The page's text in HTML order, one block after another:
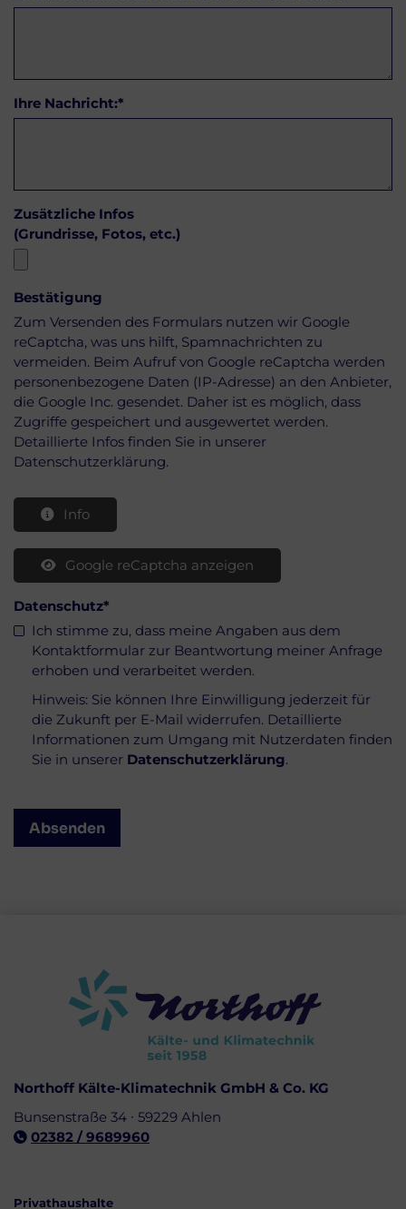
Ihre Nachricht:*
Zusätzliche Infos
(Grundrisse, Fotos, etc.)
Bestätigung
Zum Versenden des Formulars nutzen wir Google
reCaptcha, was uns hilft, Spamnachrichten zu
vermeiden. Beim Aufruf von Google reCaptcha werden
personenbezogene Daten (IP-Adresse) an den Anbieter,
die Google Inc. gesendet. Daher ist es möglich, dass
Zugriffe gespeichert und ausgewertet werden.
Detaillierte Infos finden Sie in unserer
Datenschutzerklärung.
Info
Google reCaptcha anzeigen
Datenschutz*
Ich stimme zu, dass meine Angaben aus dem
Kontaktformular zur Beantwortung meiner Anfrage
erhoben und verarbeitet werden.
Hinweis: Sie können Ihre Einwilligung jederzeit für
die Zukunft per E-Mail widerrufen. Detaillierte
Informationen zum Umgang mit Nutzerdaten finden
Sie in unserer Datenschutzerklärung.
Northoff Kälte-Klimatechnik GmbH & Co. KG
Bunsenstraße 34 ∙ 59229 Ahlen
02382 / 9689960
Privathaushalte